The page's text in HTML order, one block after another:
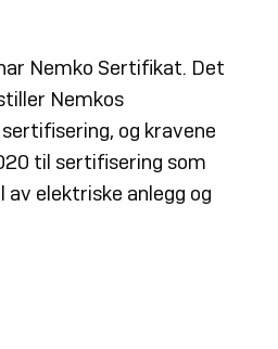
Nemko Sertifikat. Det
Nemkos
og kravene
til sertifisering som
elektriske anlegg og